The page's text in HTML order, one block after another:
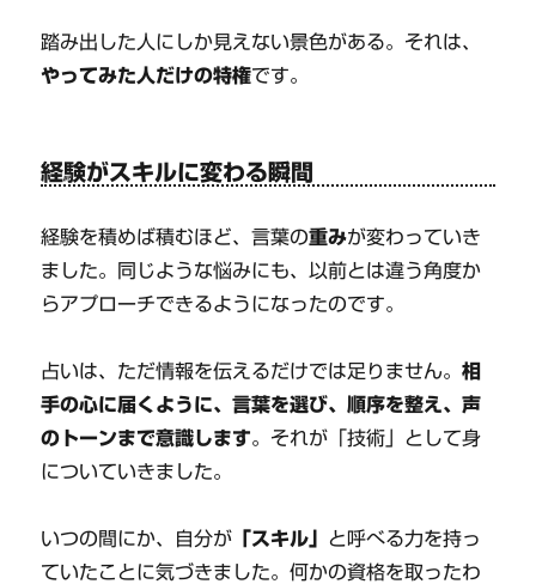
踏み出した人にしか見えない景色がある。それは、
やってみた人だけの特権です。
経験がスキルに変わる瞬間
経験を積めば積むほど、言葉の重みが変わっていき
ました。同じような悩みにも、以前とは違う角度か
らアプローチできるようになったのです。
占いは、ただ情報を伝えるだけでは足りません。相
手の心に届くように、言葉を選び、順序を整え、声
のトーンまで意識します。それが「技術」として身
についていきました。
いつの間にか、自分が 「スキル」 と呼べる力を持っ
ていたことに気づきました。何かの資格を取ったわ